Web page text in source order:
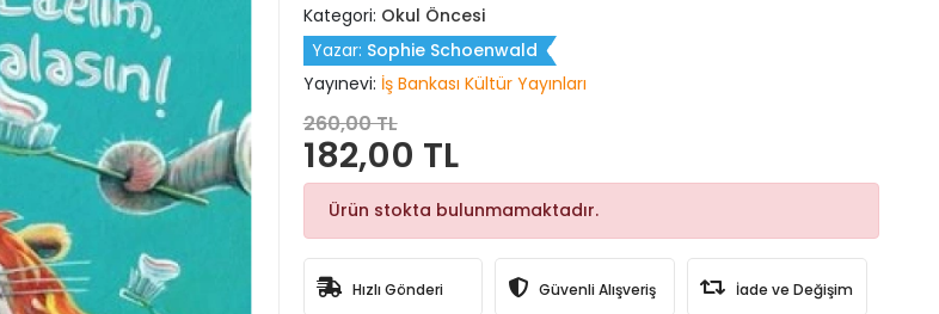
Kategori: Okul Öncesi
Yazar: Sophie Schoenwald
Yayınevi: İş Bankası Kültür Yayınları
260,00 TL
182,00 TL
Ürün stokta bulunmamaktadır.
Hızlı Gönderi Güvenli Alışveriş İade ve Değişim